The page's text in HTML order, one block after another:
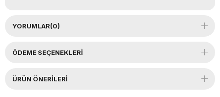
YORUMLAR(0)
ÖDEME SEÇENEKLERI
ÜRÜN ÖNERILERI